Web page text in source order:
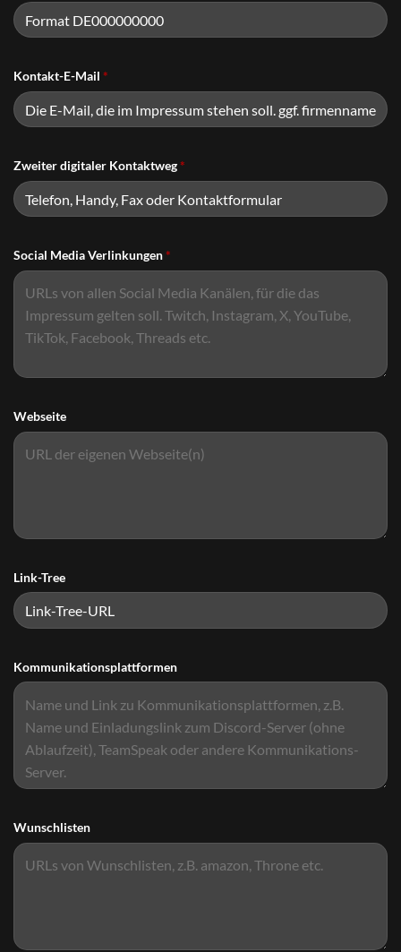
Kontakt-E-Mail *
Zweiter digitaler Kontaktweg*
Social Media Verlinkungen*
Webseite
Link-Tree
Kommunikationsplattformen
Wunschlisten